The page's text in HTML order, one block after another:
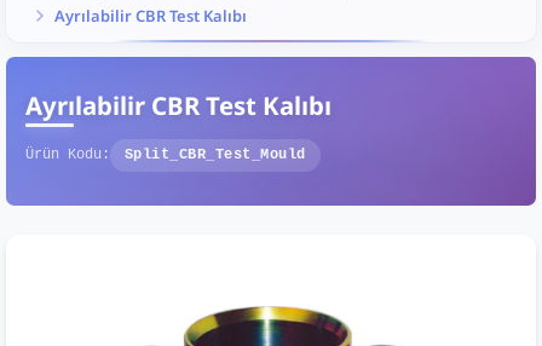
Ayrılabilir CBR Test Kalıbı
Ayrılabilir CBR Test Kalıbı
Ürün Kodu: Split_CBR_Test_Mould